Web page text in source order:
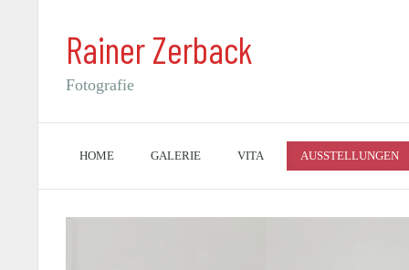
Rainer Zerback
Fotografie
HOME GALERIE VITA AUSSTELLUNGEN